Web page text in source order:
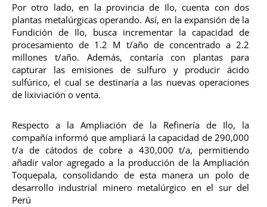
Por otro lado, en la provincia de Ilo, cuenta con dos
plantas metalúrgicas operando. Así, en la expansión de la
Fundición de Ilo, busca incrementar la capacidad de
procesamiento de 1.2 M t/año de concentrado a 2.2
millones t/año. Además, contaría con plantas para
capturar las emisiones de sulfuro y producir ácido
sulfúrico, el cual se destinaría a las nuevas operaciones
de lixiviación o venta.
Respecto a la Ampliación de la Refinería de Ilo, la
compañía informó que ampliará la capacidad de 290,000
t/a de cátodos de cobre a 430,000 t/a, permitiendo
añadir valor agregado a la producción de la Ampliación
Toquepala, consolidando de esta manera un polo de
desarrollo industrial minero metalúrgico en el sur del
Perú